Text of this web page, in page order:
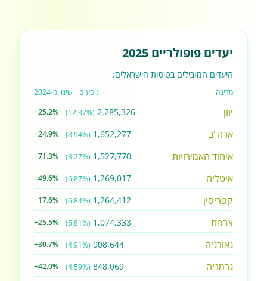
יעדים פופולריים 2025
היעדים המובילים בטיסות הישראלים:
מדינה נוסעים שינוי מ-2024
יוון 2,285,326
(12.37%)
+25.2%
ארה"ב 1,652,277
(8.94%)
+24.9%
איחוד האמירויות 1,527,770
(8.27%)
+71.3%
איטליה 1,269,017
(6.87%)
+49.6%
קפריסין 1,264,412
(6.84%)
+17.6%
צרפת 1,074,333
(5.81%)
+25.5%
גאורגיה 908,644
(4.91%)
+30.7%
גרמניה 848,069
(4.59%)
+42.0%